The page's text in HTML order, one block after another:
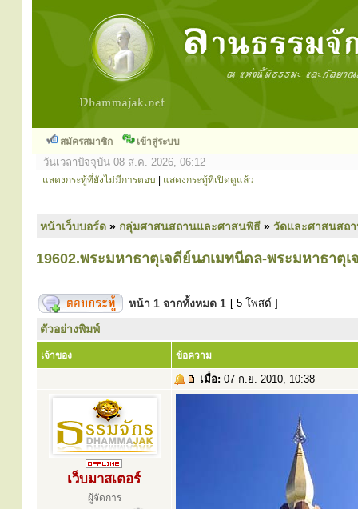
สมัครสมาชิก เข้าสู่ระบบ
วันเวลาปัจจุบัน 08 ส.ค. 2026, 06:12
แสดงกระทู้ที่ยังไม่มีการตอบ แสดงกระทู้ที่เปิดดูแล้ว
หน้าเว็บบอร์ด » กลุ่มศาสนสถานและศาสนพิธี » วัดและศาสนสถ
19602.พระมหาธาตุเจดีย์นภเมทนีดล-พระมหาธาตุ
หน้า 1 จากทั้งหมด 1 [ 5 โพสต์ ]
ตัวอย่างพิมพ์
เจ้าของ ข้อความ
เมื่อ: 07 ก.ย. 2010, 10:38
เว็บมาสเตอร์
ผู้จัดการ